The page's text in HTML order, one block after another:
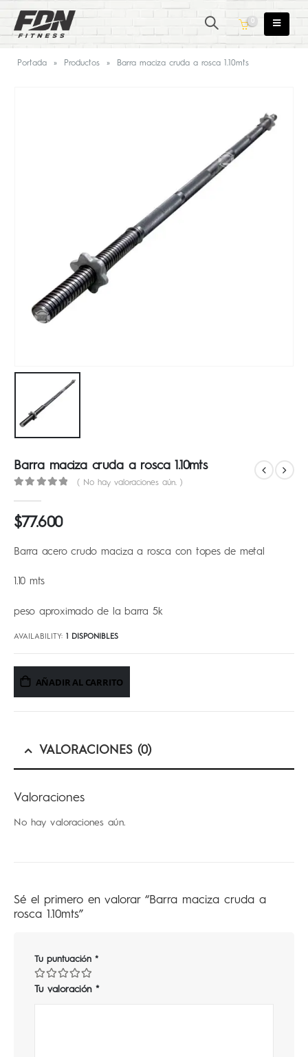
0
Portada » Productos » Barra maciza cruda a rosca 1.10mts
Barra maciza cruda a rosca 1.10mts
( No hay valoraciones aún. )
$77.600
Barra acero crudo maciza a rosca con topes de metal
1.10 mts
peso aproximado de la barra 5k
AVAILABILITY: 1 DISPONIBLES
AÑADIR AL CARRITO
VALORACIONES (0)
Valoraciones
No hay valoraciones aún.
Sé el primero en valorar “Barra maciza cruda a
rosca 1.10mts”
Tu puntuación *
Tu valoración *